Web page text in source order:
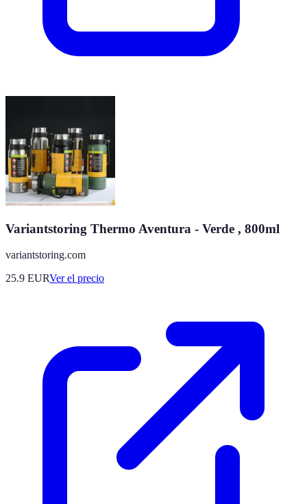
Variantstoring Thermo Aventura - Verde , 800ml
variantstoring.com
25.9 EURVer el precio